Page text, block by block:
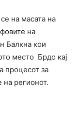
на масата на
на
Балкна кои
место Брдо кај
процесот за
на регионот.